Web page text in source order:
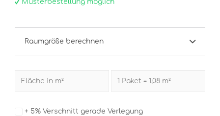
Musterbestellung möglich
Raumgröße berechnen
+ 5% Verschnitt gerade Verlegung